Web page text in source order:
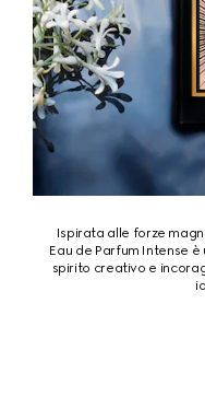
Ispirata alle forze
Eau de Parfum Intense
spirito creativo e